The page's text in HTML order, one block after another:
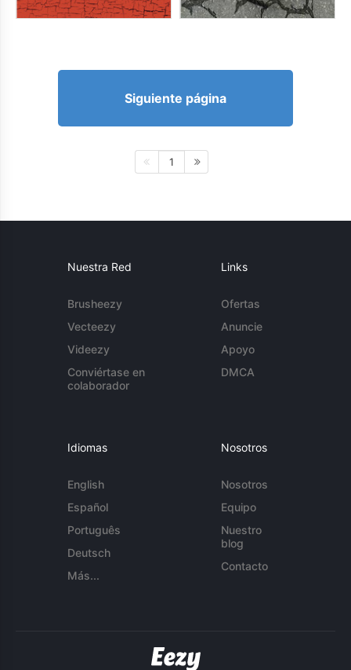
Siguiente página
1
Nuestra Red
Brusheezy
Vecteezy
Videezy
Conviértase en
colaborador
Links
Ofertas
Anuncie
Apoyo
DMCA
Idiomas
English
Español
Português
Deutsch
Más...
Nosotros
Nosotros
Equipo
Nuestro
blog
Contacto